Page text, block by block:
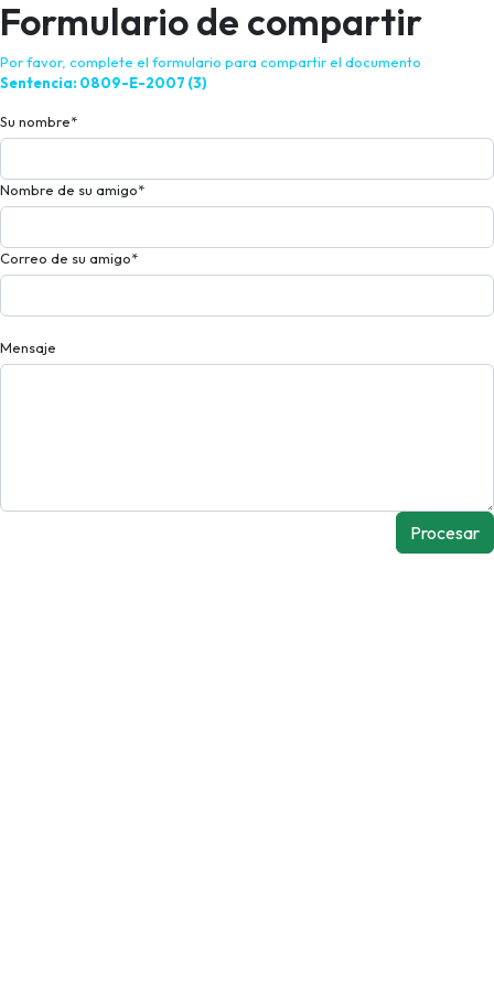
Formulario de compartir
Por favor, complete el formulario para compartir el documento
Sentencia: 0809-E-2007 (3)
Su nombre*
Nombre de su amigo*
Correo de su amigo*
Mensaje